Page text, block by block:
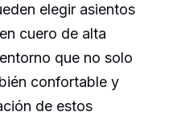
elegir asientos
cuero de alta
que no solo
confortable y
de estos